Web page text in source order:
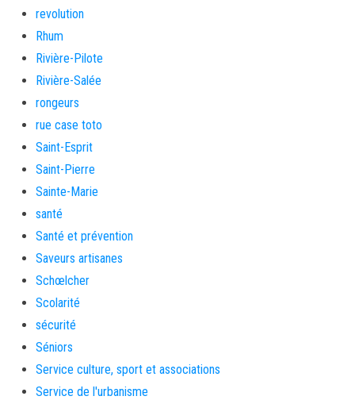
revolution
Rhum
Rivière-Pilote
Rivière-Salée
rongeurs
rue case toto
Saint-Esprit
Saint-Pierre
Sainte-Marie
santé
Santé et prévention
Saveurs artisanes
Schœlcher
Scolarité
sécurité
Séniors
Service culture, sport et associations
Service de l'urbanisme